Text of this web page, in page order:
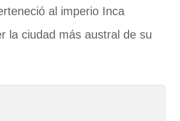
al imperio Inca
la ciudad más austral de su